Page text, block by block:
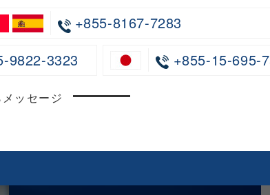
+855-8167-7283
9822-3323
+855-15-695-
ッセージ